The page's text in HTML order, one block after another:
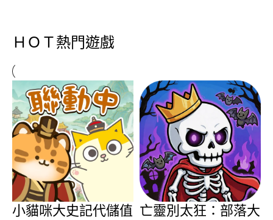
ＨＯＴ熱門遊戲
小貓咪大史記代儲值 亡靈別太狂：部落大